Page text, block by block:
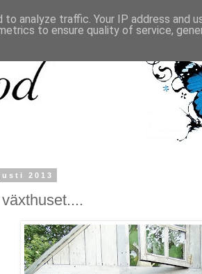
2013
analyze traffic. Your IP address and
to ensure quality of service,